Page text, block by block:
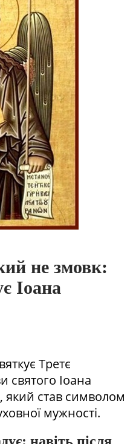
не змовк:
Іоана
Третє
святого Іоана
який став символом
мужності.
навіть після